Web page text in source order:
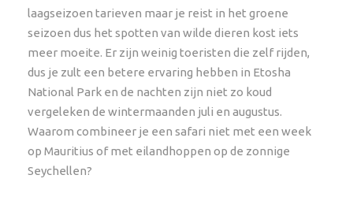
laagseizoen tarieven maar je reist in het groene
seizoen dus het spotten van wilde dieren kost iets
meer moeite. Er zijn weinig toeristen die zelf rijden,
dus je zult een betere ervaring hebben in Etosha
National Park en de nachten zijn niet zo koud
vergeleken de wintermaanden juli en augustus.
Waarom combineer je een safari niet met een week
op Mauritius of met eilandhoppen op de zonnige
Seychellen?